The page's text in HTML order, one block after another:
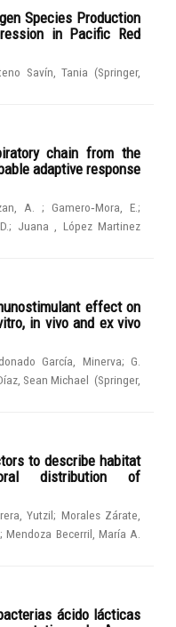
Species Production
in Pacific Red
Savín, Tania (Springer,
chain from the
adaptive response
A.;Gamero‑Mora, E.;
; Juana , López Martinez
effect on
in vivo and ex vivo
García, Minerva;G.
Sean Michael (Springer,
to describe habitat
distribution of
Yutzil; Morales Zárate,
;Mendoza Becerril, María A.
ácido lácticas